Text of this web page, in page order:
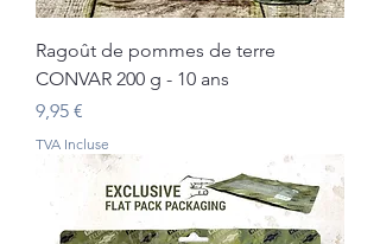
Ragoût de pommes de terre
CONVAR 200 g - 10 ans
Prix
9,95 €
TVA Incluse